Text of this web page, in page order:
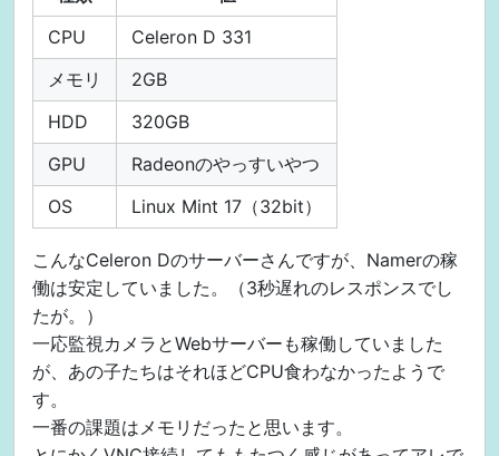
CPU
Celeron D 331
メモリ
2GB
HDD
320GB
GPU
Radeonのやっすいやつ
OS
Linux Mint 17（32bit）
こんなCeleron Dのサーバーさんですが、Namerの稼
働は安定していました。（3秒遅れのレスポンスでし
たが。）
一応監視カメラとWebサーバーも稼働していました
が、あの子たちはそれほどCPU食わなかったようで
す。
一番の課題はメモリだったと思います。